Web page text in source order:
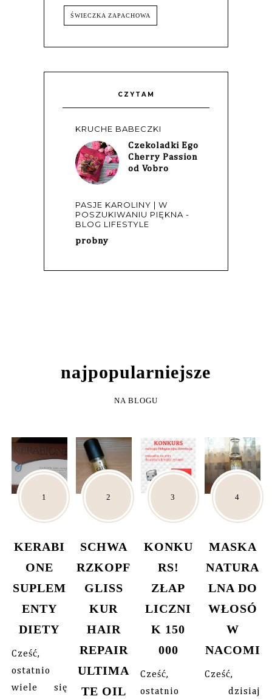
ŚWIECZKA ZAPACHOWA
CZYTAM
KRUCHE BABECZKI
Czekoladki Ego
Cherry Passion
od Vobro
PASJE KAROLINY | W
POSZUKIWANIU PIĘKNA -
BLOG LIFESTYLE
probny
NAJPOPULARNIEJSZE
NA BLOGU
KERABI
ONE
SUPLEM
ENTY
DIETY
Cześć,
ostatnio
wiele się
SCHWA
RZKOPF
GLISS
KUR
HAIR
REPAIR
ULTIMA
TE OIL
KONKU
RS!
ZŁAP
LICZNI
K 150
000
Cześć,
ostatnio
MASKA
NATURA
LNA DO
WŁOSÓ
W
NACOMI
Cześć,
dzisiaj